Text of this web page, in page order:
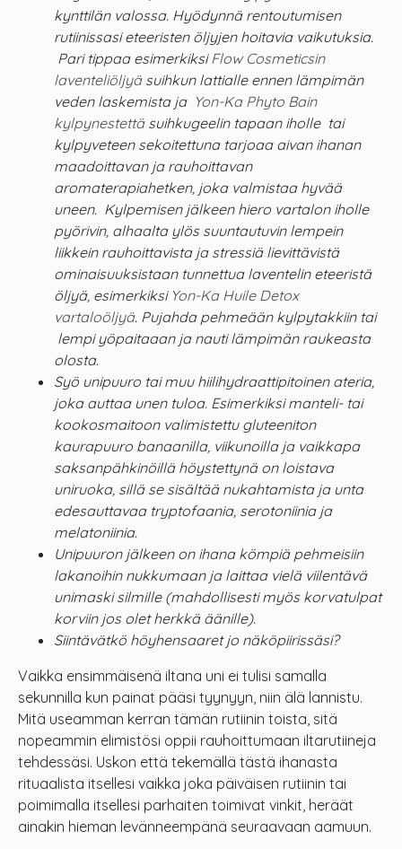
kynttilän valossa. Hyödynnä rentoutumisen
rutiinissasi eteeristen öljyjen hoitavia vaikutuksia.
Pari tippaa esimerkiksi Flow Cosmeticsin
laventeliöljyä suihkun lattialle ennen lämpimän
veden laskemista ja Yon-Ka Phyto Bain
kylpynestettäsuihkugeelin tapaan iholle tai
kylpyveteen sekoitettuna tarjoaa aivan ihanan
maadoittavan ja rauhoittavan
aromaterapiahetken, joka valmistaa hyvää
uneen. Kylpemisen jälkeen hiero vartalon iholle
pyörivin, alhaalta ylös suuntautuvin lempein
liikkein rauhoittavista ja stressiä lievittävistä
ominaisuuksistaan tunnettua laventelin eteeristä
öljyä, esimerkiksi Yon-Ka Huile Detox
vartaloöljyä. Pujahda pehmeään kylpytakkiin tai
lempi yöpaitaaan ja nauti lämpimän raukeasta
olosta.
Syö unipuuro tai muu hiilihydraattipitoinen ateria,
joka auttaa unen tuloa. Esimerkiksi manteli- tai
kookosmaitoon valimistettu gluteeniton
kaurapuuro banaanilla, viikunoilla ja vaikkapa
saksanpähkinöillä höystettynä on loistava
uniruoka, sillä se sisältää nukahtamista ja unta
edesauttavaa tryptofaania, serotoniinia ja
melatoniinia.
Unipuuron jälkeen on ihana kömpiä pehmeisiin
lakanoihin nukkumaan ja laittaa vielä viilentävä
unimaski silmille (mahdollisesti myös korvatulpat
korviin jos olet herkkä äänille).
Siintävätkö höyhensaaret jo näköpiirissäsi?
Vaikka ensimmäisenä iltana uni ei tulisi samalla
sekunnilla kun painat pääsi tyynyyn, niin älä lannistu.
Mitä useamman kerran tämän rutiinin toista, sitä
nopeammin elimistösi oppii rauhoittumaan iltarutiineja
tehdessäsi. Uskon että tekemällä tästä ihanasta
rituaalista itsellesi vaikka joka päiväisen rutiinin tai
poimimalla itsellesi parhaiten toimivat vinkit, heräät
ainakin hieman levänneempänä seuraavaan aamuun.